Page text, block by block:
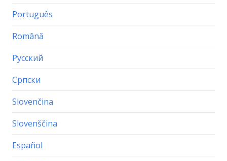
Português
Română
Русский
Српски
Slovenčina
Slovenščina
Español